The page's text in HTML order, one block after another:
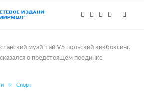
муай-тай VS польский кикбоксинг.
о предстоящем поединке
Спорт